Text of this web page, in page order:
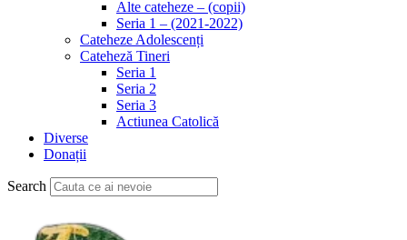
Alte cateheze – (copii)
Seria 1 – (2021-2022)
Cateheze Adolescenți
Cateheză Tineri
Seria 1
Seria 2
Seria 3
Actiunea Catolică
Diverse
Donații
Search